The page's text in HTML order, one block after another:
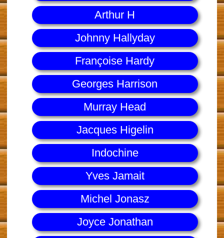
Arthur H
Johnny Hallyday
Françoise Hardy
Georges Harrison
Murray Head
Jacques Higelin
Indochine
Yves Jamait
Michel Jonasz
Joyce Jonathan